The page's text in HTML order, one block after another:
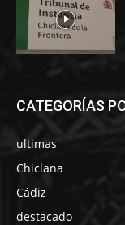
CATEGORÍAS
ultimas
Chiclana
Cádiz
destacado